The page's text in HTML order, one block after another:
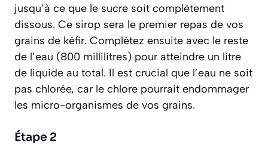
jusqu’à ce que le sucre soit complètement
dissous. Ce sirop sera le premier repas de vos
grains de kéfir. Complétez ensuite avec le reste
de l’eau (800 millilitres) pour atteindre un litre
de liquide au total. Il est crucial que l’eau ne soit
pas chlorée, car le chlore pourrait endommager
les micro-organismes de vos grains.
Étape 2